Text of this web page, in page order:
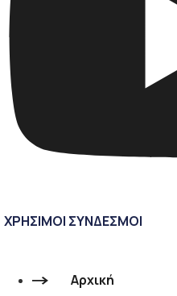
ΧΡΗΣΙΜΟΙ ΣΥΝΔΕΣΜΟΙ
Αρχική